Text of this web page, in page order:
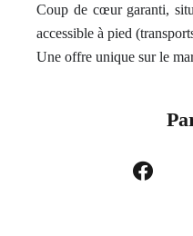
Coup de cœur garanti,
accessible à pied
Une offre unique sur le